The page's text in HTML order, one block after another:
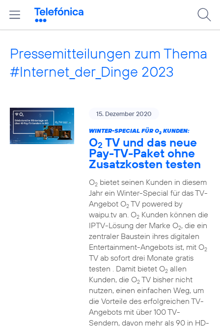
Pressemitteilungen zum Thema
#Internet_der_Dinge 2023
15. Dezember 2020
WINTER-SPECIAL FÜR O2KUNDEN:
O2 TV und das neue
Pay-TV-Paket ohne
Zusatzkosten testen
O2bietet seinen Kunden in diesem
Jahr ein Winter-Special für das TV-
Angebot O2TV powered by
waipu.tv an. O2Kunden können die
IPTV-Lösung der Marke O2, die ein
zentraler Baustein ihres digitalen
Entertainment-Angebots ist, mit O2
TV ab sofort drei Monate gratis
testen . Damit bietet O2allen
Kunden, die O2TV bisher nicht
nutzen, einen einfachen Weg, um
die Vorteile des erfolgreichen TV-
Angebots mit über 100 TV-
Sendern, davon mehr als 90 in HD-